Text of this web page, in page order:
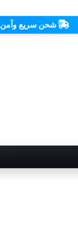
شحن سريع وآمن